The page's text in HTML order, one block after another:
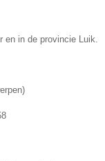
en in de provincie Luik.
)